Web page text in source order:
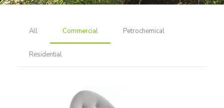
All Commercial Petrochemical
Residential